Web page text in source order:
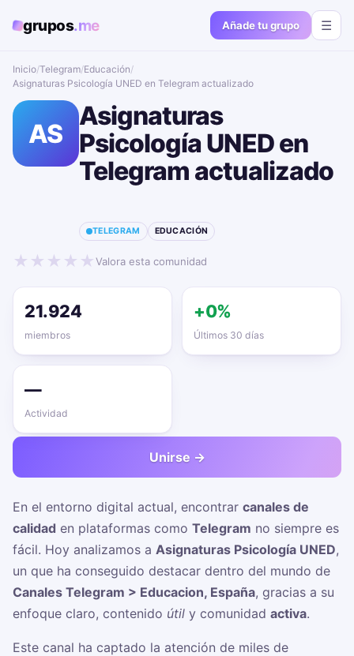
grupos.me Añade tu grupo ☰
Inicio/Telegram/Educación/
Asignaturas Psicología UNED en Telegram actualizado📱🔥
AS
Asignaturas
Psicología UNED en
Telegram actualizado
TELEGRAM EDUCACIÓN
★ ★ ★ ★ ★Valora esta comunidad
21.924
miembros
+0%
Últimos 30 días
—
Actividad
Unirse →
En el entorno digital actual, encontrar canales de
calidad en plataformas como Telegram no siempre es
fácil. Hoy analizamos a Asignaturas Psicología UNED,
un que ha conseguido destacar dentro del mundo de
Canales Telegram > Educacion, España, gracias a su
enfoque claro, contenido útil y comunidad activa.
Este canal ha captado la atención de miles de